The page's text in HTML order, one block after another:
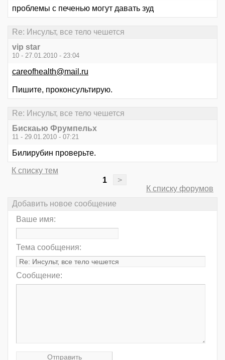
проблемы с печенью могут давать зуд
Re: Инсульт, все тело чешется
vip star
10 - 27.01.2010 - 23:04
careofhealth@mail.ru
Пишите, проконсультирую.
Re: Инсульт, все тело чешется
Бискаью Фрумпельх
11 - 29.01.2010 - 07:21
Билирубин проверьте.
К списку тем
1
>
К списку форумов
Добавить новое сообщение
Ваше имя:
Тема сообщения:
Сообщение: